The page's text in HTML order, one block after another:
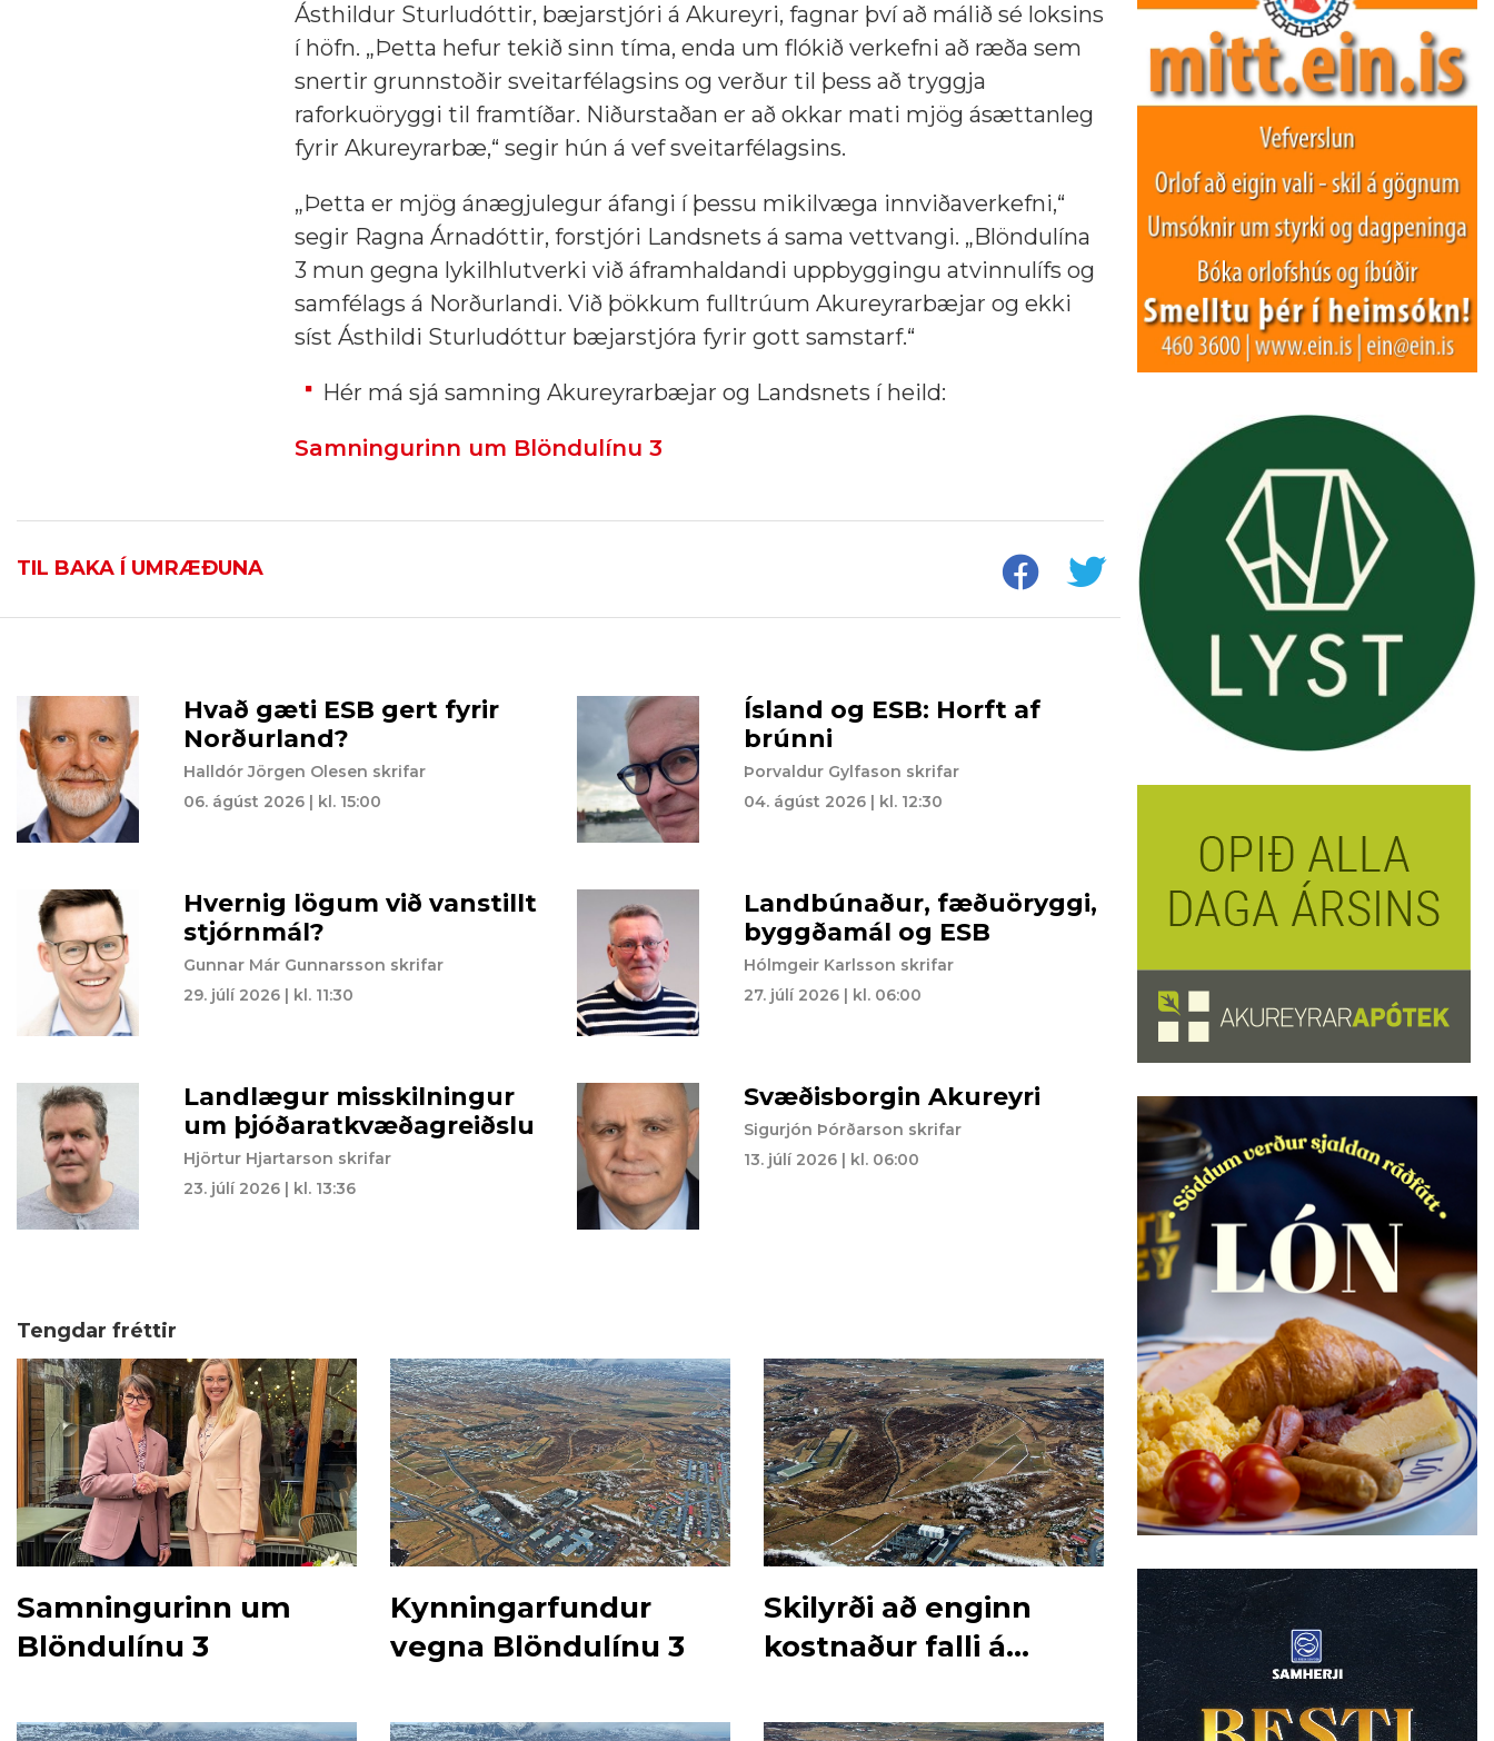
Ásthildur Sturludóttir, bæjarstjóri á Akureyri, fagnar því að málið sé loksins
í höfn. „Þetta hefur tekið sinn tíma, enda um flókið verkefni að ræða sem
snertir grunnstoðir sveitarfélagsins og verður til þess að tryggja
raforkuöryggi til framtíðar. Niðurstaðan er að okkar mati mjög ásættanleg
fyrir Akureyrarbæ,“ segir hún á vef sveitarfélagsins.
„Þetta er mjög ánægjulegur áfangi í þessu mikilvæga innviðaverkefni,“
segir Ragna Árnadóttir, forstjóri Landsnets á sama vettvangi. „Blöndulína
3 mun gegna lykilhlutverki við áframhaldandi uppbyggingu atvinnulífs og
samfélags á Norðurlandi. Við þökkum fulltrúum Akureyrarbæjar og ekki
síst Ásthildi Sturludóttur bæjarstjóra fyrir gott samstarf.“
Hér má sjá samning Akureyrarbæjar og Landsnets í heild:
Samningurinn um Blöndulínu 3
TIL BAKA Í UMRÆÐUNA
Hvað gæti ESB gert fyrir
Norðurland?
Halldór Jörgen Olesen skrifar
06. ágúst 2026 | kl. 15:00
Ísland og ESB: Horft af
brúnni
Þorvaldur Gylfason skrifar
04. ágúst 2026 | kl. 12:30
Hvernig lögum við vanstillt
stjórnmál?
Gunnar Már Gunnarsson skrifar
29. júlí 2026 | kl. 11:30
Landbúnaður, fæðuöryggi,
byggðamál og ESB
Hólmgeir Karlsson skrifar
27. júlí 2026 | kl. 06:00
Landlægur misskilningur
um þjóðaratkvæðagreiðslu
Hjörtur Hjartarson skrifar
23. júlí 2026 | kl. 13:36
Svæðisborgin Akureyri
Sigurjón Þórðarson skrifar
13. júlí 2026 | kl. 06:00
Tengdar fréttir
Samningurinn um
Blöndulínu 3
Kynningarfundur
vegna Blöndulínu 3
Skilyrði að enginn
kostnaður falli á